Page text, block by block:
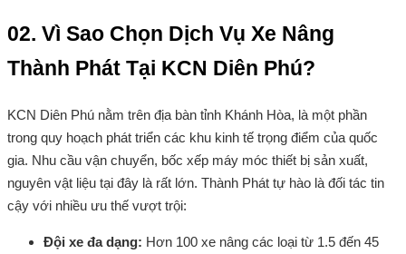
02. Vì Sao Chọn Dịch Vụ Xe Nâng
Thành Phát Tại KCN Diên Phú?
KCN Diên Phú nằm trên địa bàn tỉnh Khánh Hòa, là một phần
trong quy hoạch phát triển các khu kinh tế trọng điểm của quốc
gia. Nhu cầu vận chuyển, bốc xếp máy móc thiết bị sản xuất,
nguyên vật liệu tại đây là rất lớn. Thành Phát tự hào là đối tác tin
cậy với nhiều ưu thế vượt trội:
Đội xe đa dạng: Hơn 100 xe nâng các loại từ 1.5 đến 45